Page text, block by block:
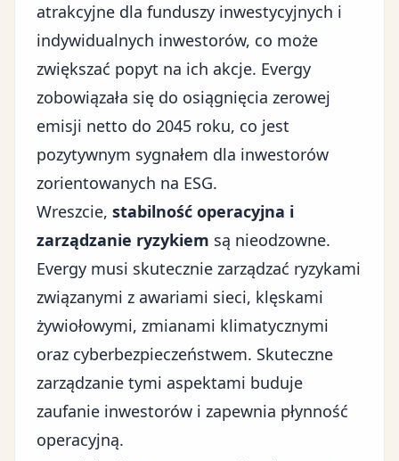
atrakcyjne dla funduszy inwestycyjnych i
indywidualnych inwestorów, co może
zwiększać popyt na ich akcje. Evergy
zobowiązała się do osiągnięcia zerowej
emisji netto do 2045 roku, co jest
pozytywnym sygnałem dla inwestorów
zorientowanych na ESG.
Wreszcie, stabilność operacyjna i
zarządzanie ryzykiem są nieodzowne.
Evergy musi skutecznie zarządzać ryzykami
związanymi z awariami sieci, klęskami
żywiołowymi, zmianami klimatycznymi
oraz cyberbezpieczeństwem. Skuteczne
zarządzanie tymi aspektami buduje
zaufanie inwestorów i zapewnia płynność
operacyjną.